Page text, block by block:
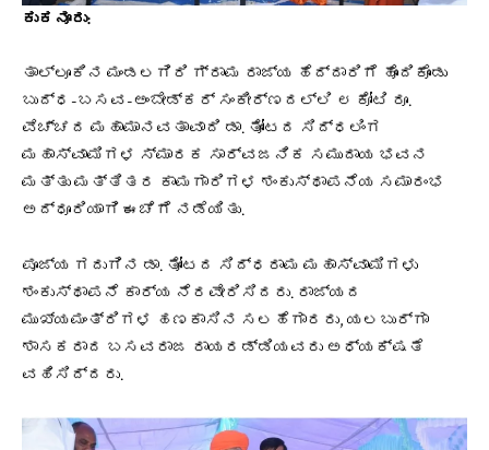
ಕುಕನೂರು:
ತಾಲ್ಲೂಕಿನ ಮಂಡಲಗಿರಿ ಗ್ರಾಮ ರಾಜ್ಯ ಹೆದ್ದಾರಿಗೆ ಹೊಂದಿಕೊಂಡು
ಬುದ್ಧ-ಬಸವ-ಅಂಬೇಡ್ಕರ್ ಸಂಕೀರ್ಣದಲ್ಲಿ ೮ ಕೋಟಿ ರೂ.
ವೆಚ್ಚದ ಮಹಾಮಾನವತಾವಾದಿ ಡಾ. ತೋಂಟದ ಸಿದ್ಧಲಿಂಗ
ಮಹಾಸ್ವಾಮಿಗಳ ಸ್ಮಾರಕ ಸಾರ್ವಜನಿಕ ಸಮುದಾಯ ಭವನ
ಮತ್ತು ಮತ್ತಿತರ ಕಾಮಗಾರಿಗಳ ಶಂಕುಸ್ಥಾಪನೆಯ ಸಮಾರಂಭ
ಅದ್ಧೂರಿಯಾಗಿ ಈಚೆಗೆ ನಡೆಯಿತು.
ಪೂಜ್ಯ ಗದುಗಿನ ಡಾ. ತೋಂಟದ ಸಿದ್ಧರಾಮ ಮಹಾಸ್ವಾಮಿಗಳು
ಶಂಕುಸ್ಥಾಪನೆ ಕಾರ್ಯ ನೆರವೇರಿಸಿದರು. ರಾಜ್ಯದ
ಮುಖ್ಯಮಂತ್ರಿಗಳ ಹಣಕಾಸಿನ ಸಲಹೆಗಾರರು, ಯಲಬುರ್ಗಾ
ಶಾಸಕರಾದ ಬಸವರಾಜ ರಾಯರಡ್ಡಿಯವರು ಅಧ್ಯಕ್ಷತೆ
ವಹಿಸಿದ್ದರು.